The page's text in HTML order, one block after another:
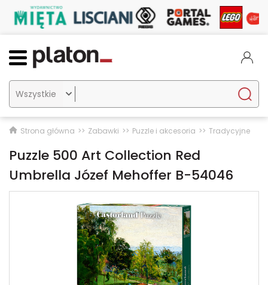

Strona główna Zabawki Puzzle i akcesoria Tradycyjne
Puzzle 500 Art Collection Red
Umbrella Józef Mehoffer B-54046